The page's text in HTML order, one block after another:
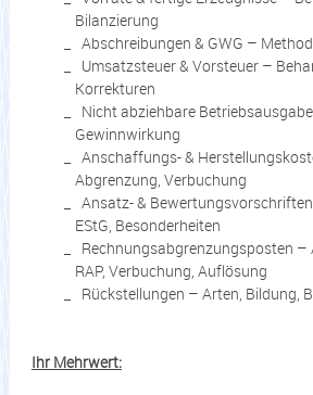
Bilanzierung
Abschreibungen & GWG –
Umsatzsteuer & Vorsteuer –
Korrekturen
Nicht abziehbare
Gewinnwirkung
Anschaffungs- &
Abgrenzung, Verbuchung
Ansatz- &
EStG, Besonderheiten
Rechnungsabgrenzungsposten –
RAP, Verbuchung, Auflösung
Rückstellungen – Arten, Bildung,
Ihr Mehrwert: